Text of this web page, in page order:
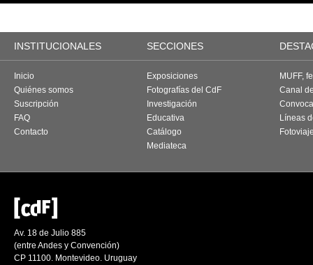
INSTITUCIONALES SECCIONES
Inicio
Quiénes somos
Suscripción
FAQ
Contacto
Exposiciones
Fotografías del CdF
Investigación
Educativa
Catálogo
Mediateca
MUFF,
Canal
Líneas
Av. 18 de Julio 885
(entre Andes y Convención)
CP 11100. Montevideo. Uruguay